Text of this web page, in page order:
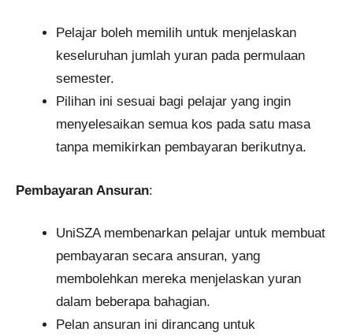
Pelajar boleh memilih untuk menjelaskan
keseluruhan jumlah yuran pada permulaan
semester.
Pilihan ini sesuai bagi pelajar yang ingin
menyelesaikan semua kos pada satu masa
tanpa memikirkan pembayaran berikutnya.
Pembayaran Ansuran:
UniSZA membenarkan pelajar untuk membuat
pembayaran secara ansuran, yang
membolehkan mereka menjelaskan yuran
dalam beberapa bahagian.
Pelan ansuran ini dirancang untuk